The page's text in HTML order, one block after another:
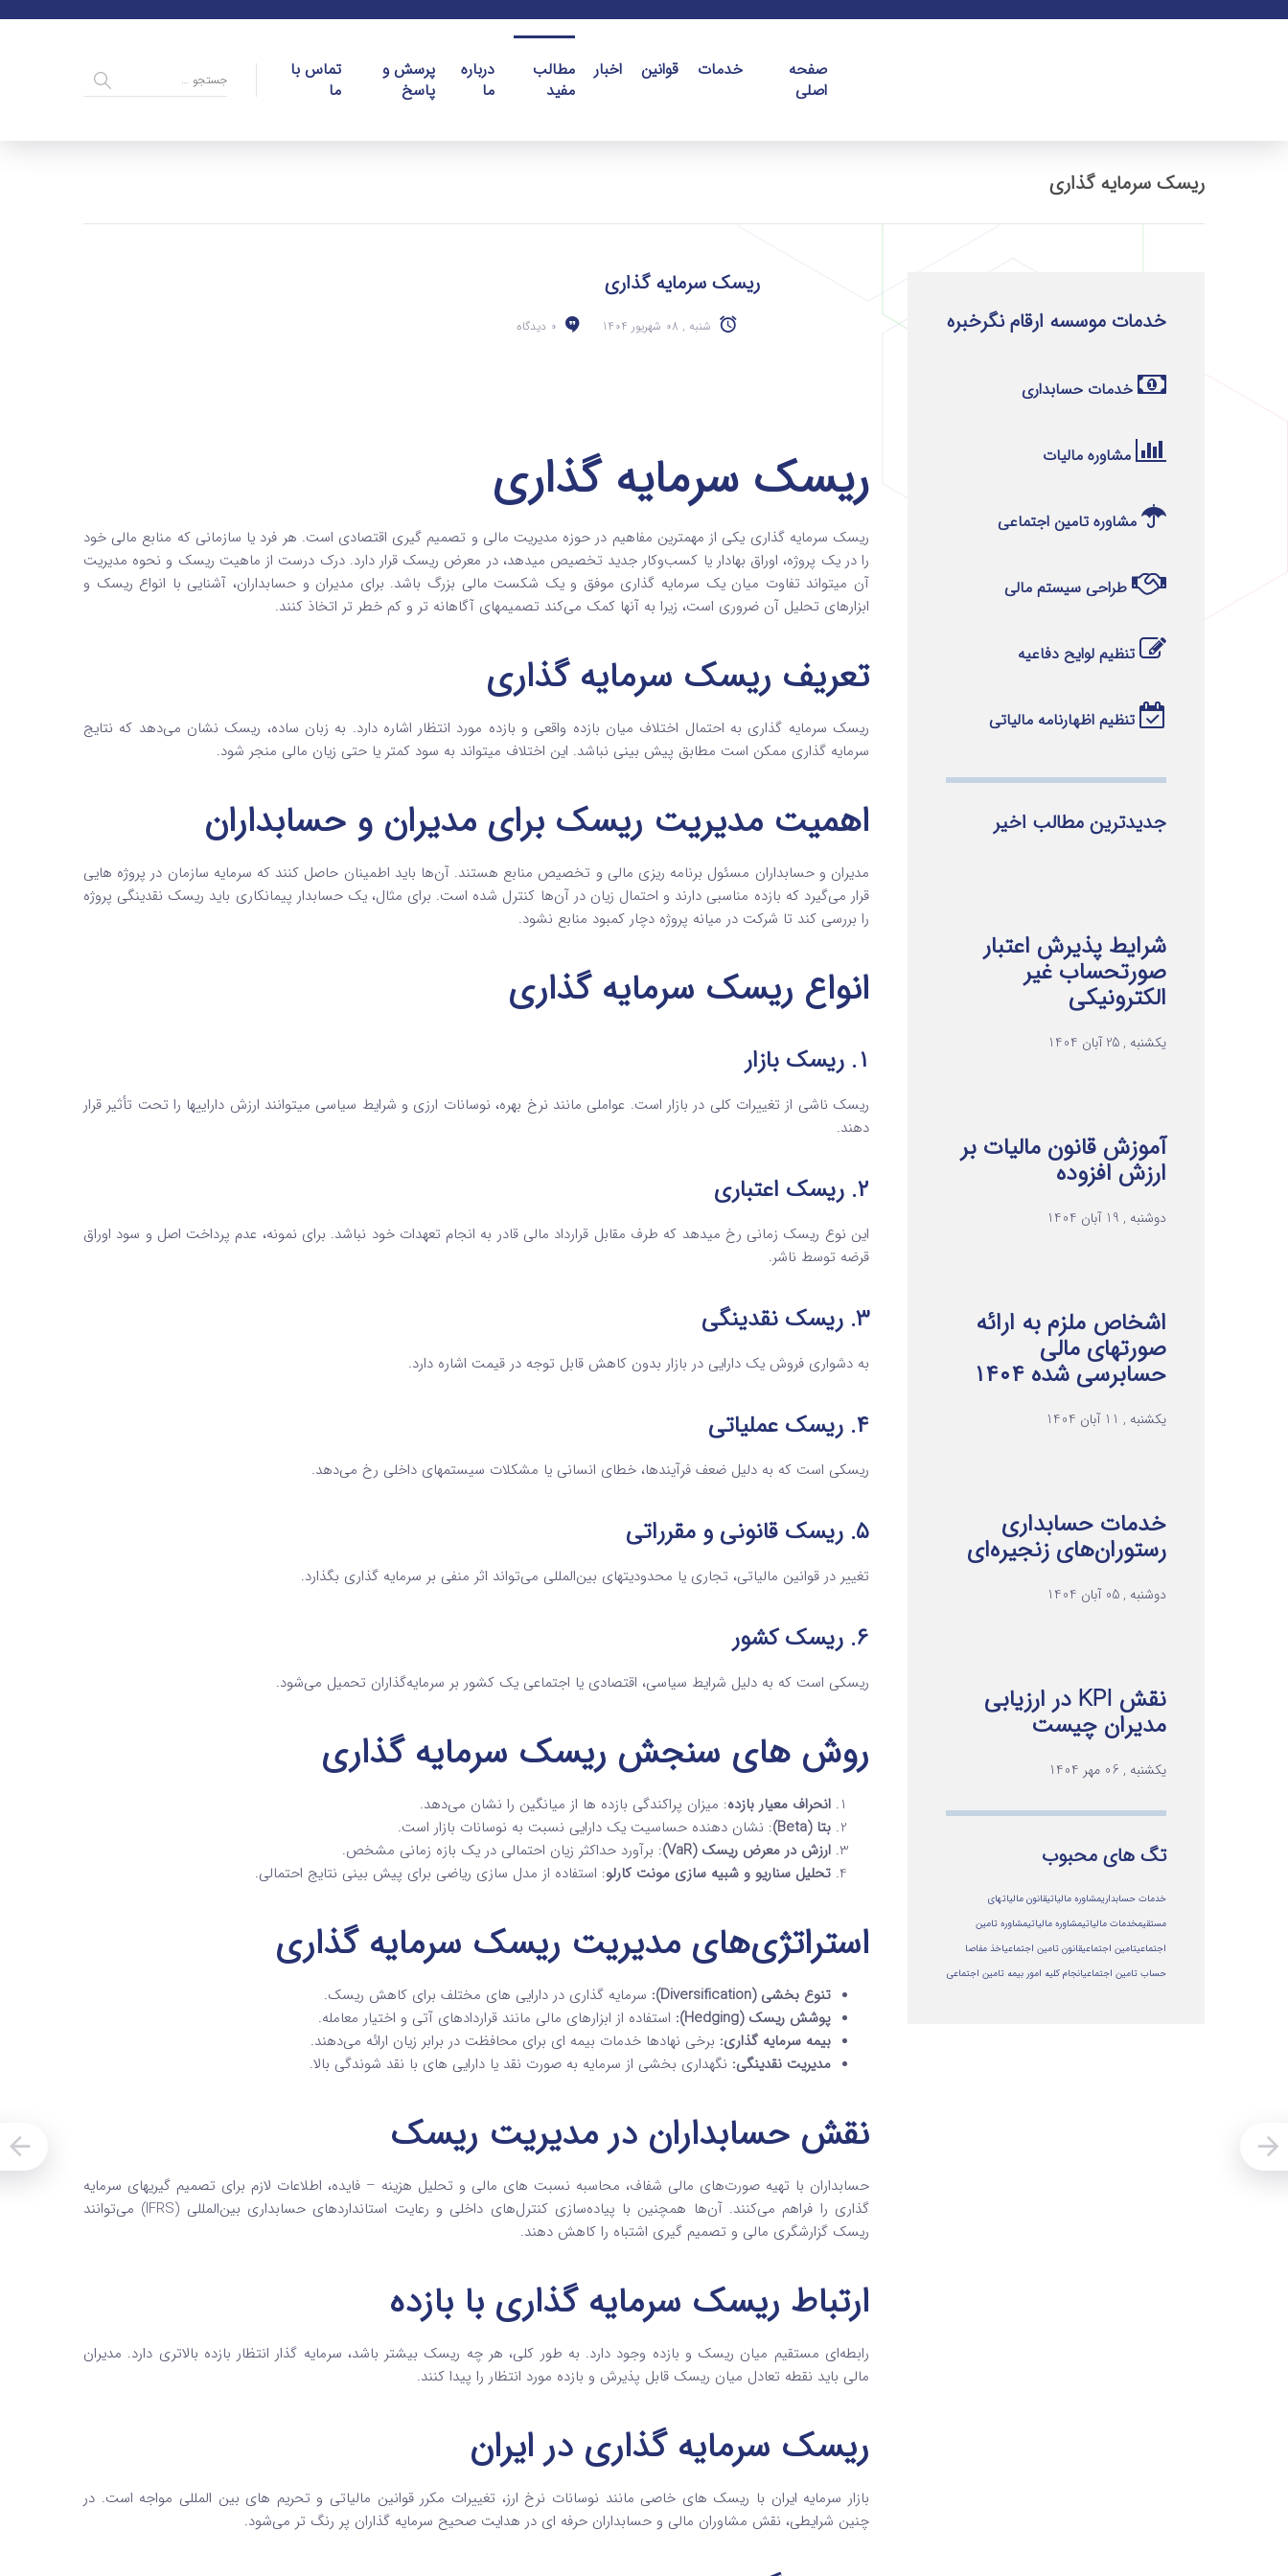
صفحه
اصلی
خدمات قوانین اخبار
مطالب
مفید
درباره
ما
پرسش و
پاسخ
تماس با
ما
ریسک سرمایه‌ گذاری
ریسک سرمایه‌ گذاری
شنبه , 08 شهریور 1404 0 دیدگاه
ریسک سرمایه‌ گذاری
ریسک سرمایه‌ گذاری یکی از مهمترین مفاهیم در حوزه مدیریت مالی و تصمیم گیری اقتصادی است. هر فرد یا سازمانی که منابع مالی خود
را در یک پروژه، اوراق بهادار یا کسب‌وکار جدید تخصیص میدهد، در معرض ریسک قرار دارد. درک درست از ماهیت ریسک و نحوه مدیریت
آن میتواند تفاوت میان یک سرمایه‌ گذاری موفق و یک شکست مالی بزرگ باشد. برای مدیران و حسابداران، آشنایی با انواع ریسک و
ابزارهای تحلیل آن ضروری است، زیرا به آنها کمک می‌کند تصمیمهای آگاهانه تر و کم‌ خطر تر اتخاذ کنند.
تعریف ریسک سرمایه‌ گذاری
ریسک سرمایه‌ گذاری به احتمال اختلاف میان بازده واقعی و بازده مورد انتظار اشاره دارد. به زبان ساده، ریسک نشان می‌دهد که نتایج
سرمایه‌ گذاری ممکن است مطابق پیش‌ بینی نباشد. این اختلاف میتواند به سود کمتر یا حتی زیان مالی منجر شود.
اهمیت مدیریت ریسک برای مدیران و حسابداران
مدیران و حسابداران مسئول برنامه‌ ریزی مالی و تخصیص منابع هستند. آن‌ها باید اطمینان حاصل کنند که سرمایه سازمان در پروژه‌ هایی
قرار می‌گیرد که بازده مناسبی دارند و احتمال زیان در آن‌ها کنترل شده است. برای مثال، یک حسابدار پیمانکاری باید ریسک نقدینگی پروژه
را بررسی کند تا شرکت در میانه پروژه دچار کمبود منابع نشود.
انواع ریسک سرمایه‌ گذاری
۱. ریسک بازار
ریسک ناشی از تغییرات کلی در بازار است. عواملی مانند نرخ بهره، نوسانات ارزی و شرایط سیاسی میتوانند ارزش داراییها را تحت تأثیر قرار
دهند.
۲. ریسک اعتباری
این نوع ریسک زمانی رخ میدهد که طرف مقابل قرارداد مالی قادر به انجام تعهدات خود نباشد. برای نمونه، عدم پرداخت اصل و سود اوراق
قرضه توسط ناشر.
۳. ریسک نقدینگی
به دشواری فروش یک دارایی در بازار بدون کاهش قابل توجه در قیمت اشاره دارد.
۴. ریسک عملیاتی
ریسکی است که به دلیل ضعف فرآیندها، خطای انسانی یا مشکلات سیستمهای داخلی رخ می‌دهد.
۵. ریسک قانونی و مقرراتی
تغییر در قوانین مالیاتی، تجاری یا محدودیتهای بین‌المللی می‌تواند اثر منفی بر سرمایه گذاری بگذارد.
۶. ریسک کشور
ریسکی است که به دلیل شرایط سیاسی، اقتصادی یا اجتماعی یک کشور بر سرمایه‌گذاران تحمیل می‌شود.
روش‌ های سنجش ریسک سرمایه‌ گذاری
انحراف معیار بازده: میزان پراکندگی بازده‌ ها از میانگین را نشان می‌دهد.
بتا (Beta)
: نشان‌ دهنده حساسیت یک دارایی نسبت به نوسانات بازار است.
ارزش در معرض ریسک (VaR)
: برآورد حداکثر زیان احتمالی در یک بازه زمانی مشخص.
تحلیل سناریو و شبیه‌ سازی مونت‌ کارلو: استفاده از مدل سازی ریاضی برای پیش بینی نتایج احتمالی.
استراتژی‌های مدیریت ریسک سرمایه‌ گذاری
تنوع‌ بخشی (Diversification):
سرمایه‌ گذاری در دارایی‌ های مختلف برای کاهش ریسک.
پوشش ریسک (Hedging):
استفاده از ابزارهای مالی مانند قراردادهای آتی و اختیار معامله.
بیمه سرمایه‌ گذاری: برخی نهادها خدمات بیمه‌ ای برای محافظت در برابر زیان ارائه می‌دهند.
مدیریت نقدینگی: نگهداری بخشی از سرمایه به صورت نقد یا دارایی‌ های با نقد شوندگی بالا.
نقش حسابداران در مدیریت ریسک
حسابداران با تهیه صورت‌های مالی شفاف، محاسبه نسبت‌ های مالی و تحلیل هزینه – فایده، اطلاعات لازم برای تصمیم گیریهای سرمایه‌
گذاری را فراهم می‌کنند. آن‌ها همچنین با پیاده‌سازی کنترل‌های داخلی و رعایت استانداردهای حسابداری بین‌المللی (IFRS) می‌توانند
ریسک گزارشگری مالی و تصمیم گیری اشتباه را کاهش دهند.
ارتباط ریسک سرمایه‌ گذاری با بازده
رابطه‌ای مستقیم میان ریسک و بازده وجود دارد. به طور کلی، هر چه ریسک بیشتر باشد، سرمایه گذار انتظار بازده بالاتری دارد. مدیران
مالی باید نقطه تعادل میان ریسک قابل پذیرش و بازده مورد انتظار را پیدا کنند.
ریسک سرمایه‌ گذاری در ایران
بازار سرمایه ایران با ریسک‌ های خاصی مانند نوسانات نرخ ارز، تغییرات مکرر قوانین مالیاتی و تحریم‌ های بین المللی مواجه است. در
چنین شرایطی، نقش مشاوران مالی و حسابداران حرفه‌ ای در هدایت صحیح سرمایه‌ گذاران پر رنگ تر می‌شود.
خدمات موسسه ارقام نگرخبره
خدمات حسابداری
مشاوره مالیات
مشاوره تامین اجتماعی
طراحی سیستم مالی
تنظیم لوایح دفاعیه
تنظیم اظهارنامه مالیاتی
جدیدترین مطالب اخیر
شرایط پذیرش اعتبار
صورتحساب غیر
الکترونیکی
یکشنبه , 25 آبان 1404
آموزش قانون مالیات بر
ارزش افزوده
دوشنبه , 19 آبان 1404
اشخاص ملزم به ارائه
صورتهای مالی
حسابرسی شده ۱۴۰۴
یکشنبه , 11 آبان 1404
خدمات حسابداری
رستوران‌های زنجیره‌ای
دوشنبه , 05 آبان 1404
نقش KPI در ارزیابی
مدیران چیست
یکشنبه , 06 مهر 1404
تگ های محبوب
خدمات حسابداریمشاوره مالیاتیقانون مالیاتهای
مستقیمخدمات مالیاتیمشاوره مالياتيمشاوره تامین
اجتماعیتامین اجتماعیقانون تامین اجتماعیاخذ مفاصا
حساب تامین اجتماعیانجام کلیه امور بیمه تامین اجتماعی